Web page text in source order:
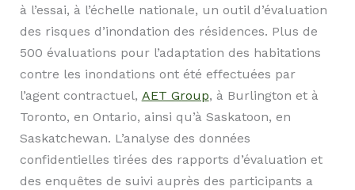
à l’essai, à l’échelle nationale, un outil d’évaluation
des risques d’inondation des résidences. Plus de
500 évaluations pour l’adaptation des habitations
contre les inondations ont été effectuées par
l’agent contractuel, AET Group, à Burlington et à
Toronto, en Ontario, ainsi qu’à Saskatoon, en
Saskatchewan. L’analyse des données
confidentielles tirées des rapports d’évaluation et
des enquêtes de suivi auprès des participants a